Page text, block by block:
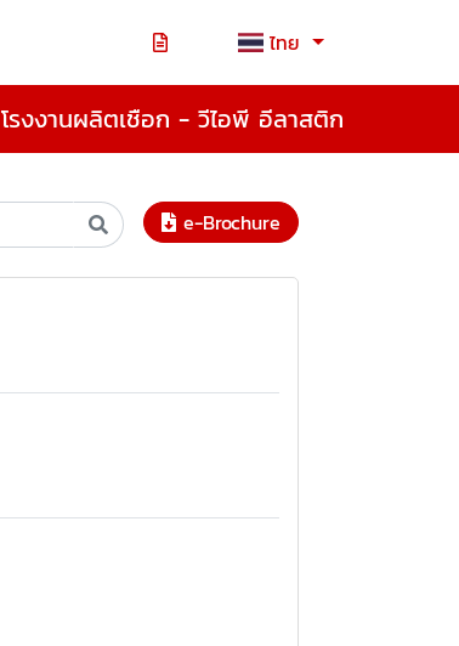
ไทย
โรงงานผลิตเชือก - วีไอพี อีลาสติก
e-Brochure